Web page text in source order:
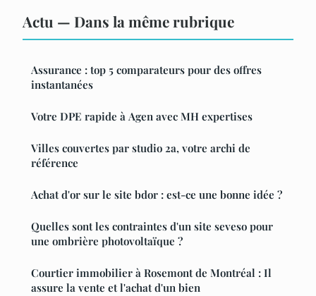
Actu — Dans la même rubrique
Assurance : top 5 comparateurs pour des offres
instantanées
Votre DPE rapide à Agen avec MH expertises
Villes couvertes par studio 2a, votre archi de
référence
Achat d'or sur le site bdor : est-ce une bonne idée ?
Quelles sont les contraintes d'un site seveso pour
une ombrière photovoltaïque ?
Courtier immobilier à Rosemont de Montréal : Il
assure la vente et l'achat d'un bien